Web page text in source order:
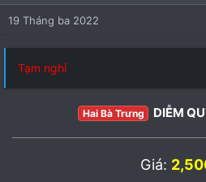
19 Tháng ba 2022
Tạm nghỉ
Hai Bà Trưng DIỄM
Giá: